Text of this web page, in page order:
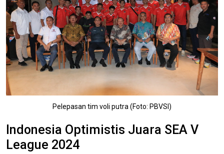
Pelepasan tim voli putra (Foto: PBVSI)
Indonesia Optimistis Juara SEA V
League 2024